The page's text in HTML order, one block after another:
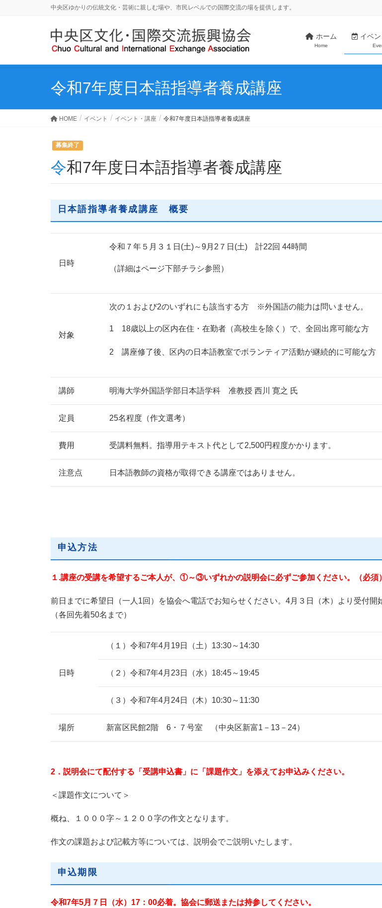
中央区ゆかりの伝統文化・芸術に親しむ場や、市民レベルでの国際交流の場を提供します。
ホーム
Home
イベ
令和7年度日本語指導者養成講座
HOME イベント イベント・講座 令和7年度日本語指導者養成講座
募集終了
令和7年度日本語指導者養成講座
日本語指導者養成講座 概要
日時
令和７年５月３１日(土)～9月2７日(土) 計22回 44時間
（詳細はページ下部チラシ参照）
対象
次の１および2のいずれにも該当する方 ※外国語の能力は問いません。
1 18歳以上の区内在住・在勤者（高校生を除く）で、全回出席可能な方
2 講座修了後、区内の日本語教室でボランティア活動が継続的に可能な方
講師 明海大学外国語学部日本語学科 准教授 西川 寛之 氏
定員 25名程度（作文選考）
費用 受講料無料。指導用テキスト代として2,500円程度かかります。
注意点 日本語教師の資格が取得できる講座ではありません。
申込方法
１.講座の受講を希望するご本人が、①～③いずれかの説明会に必ずご参加ください。（必須）
前日までに希望日（一人1回）を協会へ電話でお知らせください。4月３日（木）より受付開
（各回先着50名まで）
日時
（１）令和7年4月19日（土）13:30～14:30
（２）令和7年4月23日（水）18:45～19:45
（３）令和7年4月24日（木）10:30～11:30
場所 新富区民館2階 6・７号室 （中央区新富1－13－24）
2．説明会にて配付する「受講申込書」に「課題作文」を添えてお申込みください。
＜課題作文について＞
概ね、１０００字～１２００字の作文となります。
作文の課題および記載方等については、説明会でご説明いたします。
申込期限
令和7年5月 ７ 日（水） 17 ： 00必着。 協会に郵送または持参してください。